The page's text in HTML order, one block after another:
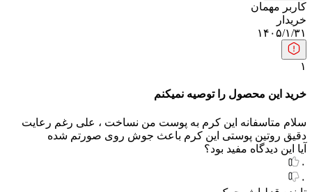
کاربر مهمان
خریدار
۱۴۰۵/۱/۳۱
۱
خرید این محصول را توصیه نمیکنم
سلام متاسفانه این کرم به پوست من نساخت ، علی رغم رعایت
دقیق روتین پوستی این کرم باعث جوش روی صورتم شده
آیا این دیدگاه مفید بود؟
۰
۰